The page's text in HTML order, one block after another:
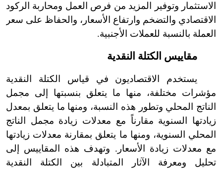
الاستثمار وتوفير المزيد من فرص العمل ومحاربة الركود
الاقتصادي والتضخم وارتفاع الأسعار، والحفاظ على سعر
العملة بالنسبة للعملات الأجنبية.
مقاييس الكتلة النقدية
يستخدم الاقتصاديون في قياس الكتلة النقدية
مؤشرات مختلفة، منها ما يتعلق بنسبتها إلى مجمل
الناتج المحلي وتطور هذه النسبة، ومنها ما يتعلق بمعدل
زيادتها السنوية مقارناً مع معدلات زيادة مجمل الناتج
المحلي السنوية، ومنها ما يتعلق بمقارنة معدلات زيادتها
مع معدلات زيادة الأسعار. وتهدف هذه المقاييس إلى
تحليل ومعرفة الآثار المتبادلة بين الكتلة النقدية